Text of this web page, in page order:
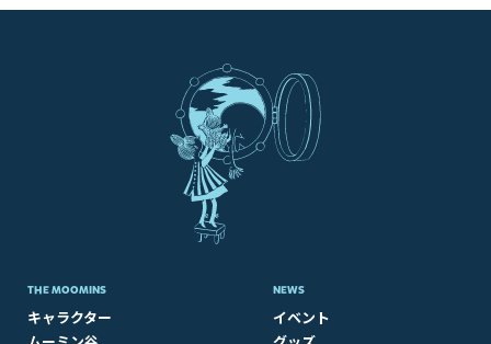
THE MOOMINS
キャラクター
NEWS
イベント